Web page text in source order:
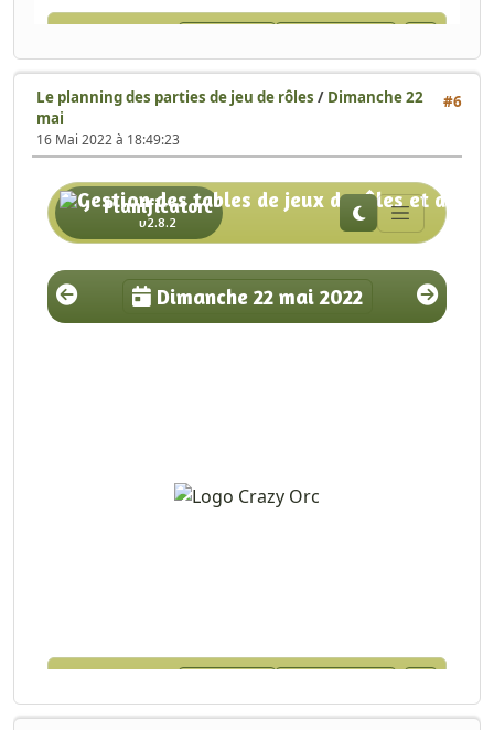
#6
Le planning des parties de jeu de rôles / Dimanche 22
mai
16 Mai 2022 à 18:49:23